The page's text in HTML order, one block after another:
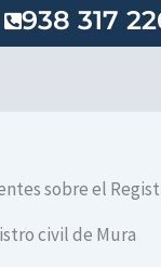
938 317
sobre el
civil de Mura